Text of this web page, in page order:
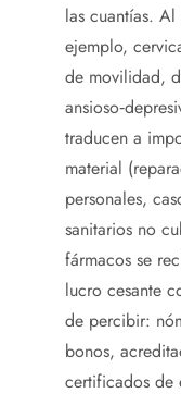
las cuantías.
ejemplo,
de movilidad,
traducen a
material
personales,
sanitarios no
fármacos se
lucro cesante
de percibir:
bonos,
certificados de